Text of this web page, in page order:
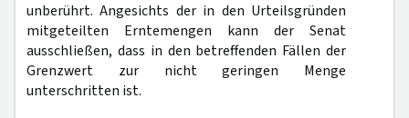
unberührt. Angesichts der in den Urteilsgründen
mitgeteilten Erntemengen kann der Senat
ausschließen, dass in den betreffenden Fällen der
Grenzwert zur nicht geringen Menge
unterschritten ist.